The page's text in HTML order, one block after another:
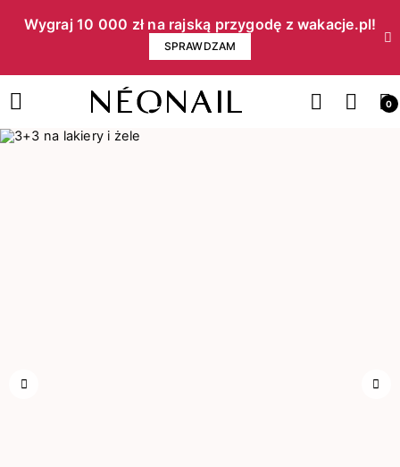
Wygraj 10 000 zł na rajską przygodę z wakacje.pl!​
SPRAWDZAM
0